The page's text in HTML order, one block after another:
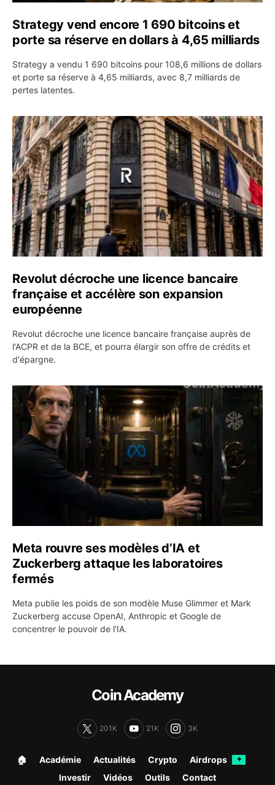
Strategy vend encore 1 690 bitcoins et
porte sa réserve en dollars à 4,65 milliards
Strategy a vendu 1 690 bitcoins pour 108,6 millions de dollars
et porte sa réserve à 4,65 milliards, avec 8,7 milliards de
pertes latentes.
Revolut décroche une licence bancaire française et
Revolut décroche une licence bancaire
française et accélère son expansion
européenne
Revolut décroche une licence bancaire française auprès de
l'ACPR et de la BCE, et pourra élargir son offre de crédits et
d'épargne.
Meta rouvre ses modèles d’IA et Zuckerberg attaque
Meta rouvre ses modèles d’IA et
Zuckerberg attaque les laboratoires
fermés
Meta publie les poids de son modèle Muse Glimmer et Mark
Zuckerberg accuse OpenAI, Anthropic et Google de
concentrer le pouvoir de l'IA.
Coin Academy
201K 21K 3K
🏠︎ Académie Actualités Crypto Airdrops ✦
Investir Vidéos Outils Contact